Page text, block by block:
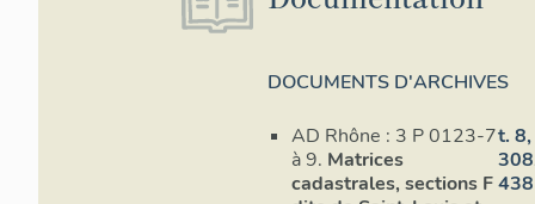
DOCUMENTS D'ARCHIVES
AD Rhône : 3 P 0123-7
à 9. Matrices
cadastrales, sections F
t.
438